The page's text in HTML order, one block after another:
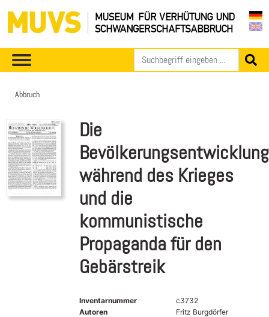
Abbruch
Die
Bevölkerungsentwicklung
während des Krieges
und die
kommunistische
Propaganda für den
Gebärstreik
Inventarnummer
c3732
Autoren
Fritz Burgdörfer